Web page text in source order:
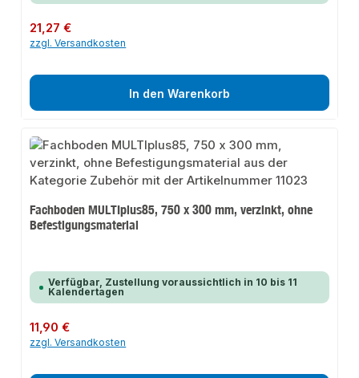
Regulärer Preis:
21,27 €
zzgl. Versandkosten
In den Warenkorb
Fachboden MULTIplus85, 750 x 300 mm, verzinkt, ohne
Befestigungsmaterial
Verfügbar, Zustellung voraussichtlich in 10 bis 11
Kalendertagen
Regulärer Preis:
11,90 €
zzgl. Versandkosten